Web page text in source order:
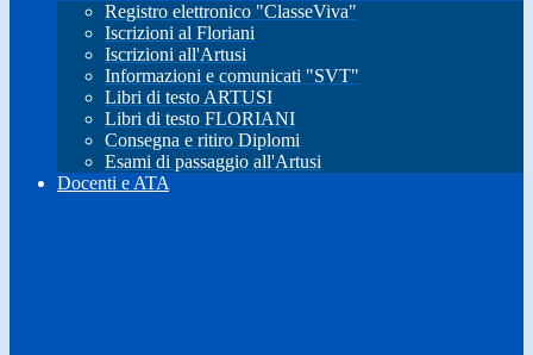
Registro elettronico "ClasseViva"
Iscrizioni al Floriani
Iscrizioni all'Artusi
Informazioni e comunicati "SVT"
Libri di testo ARTUSI
Libri di testo FLORIANI
Consegna e ritiro Diplomi
Esami di passaggio all'Artusi
Docenti e ATA